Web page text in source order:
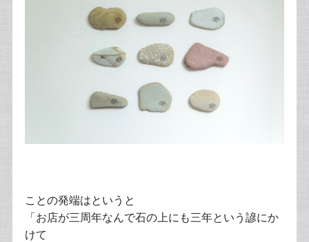
ことの発端はというと
「お店が三周年なんで石の上にも三年という諺にか
けて